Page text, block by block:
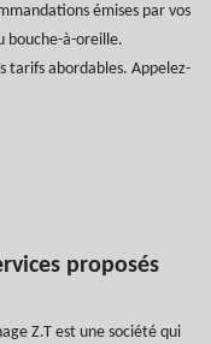
émises par vos
bouche-à-oreille.
tarifs abordables. Appelez-
proposés
Z.T est une société qui